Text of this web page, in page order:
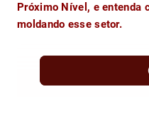
Próximo Nível, e entenda
moldando esse setor.